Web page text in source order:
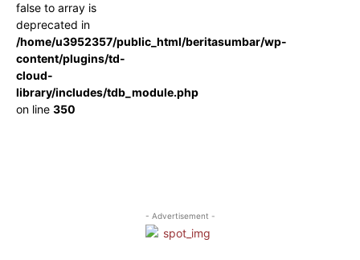
false to array is
deprecated in
/home/u3952357/public_html/beritasumbar/wp-
content/plugins/td-
cloud-
library/includes/tdb_module.php
on line 350
- Advertisement -